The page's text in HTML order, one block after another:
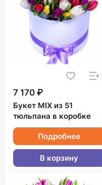
7 170 ₽
Букет MIX из 51
тюльпана в коробке
Подробнее
В корзину